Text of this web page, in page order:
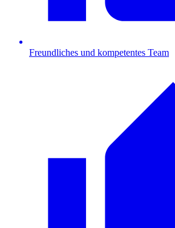
Freundliches und kompetentes Team